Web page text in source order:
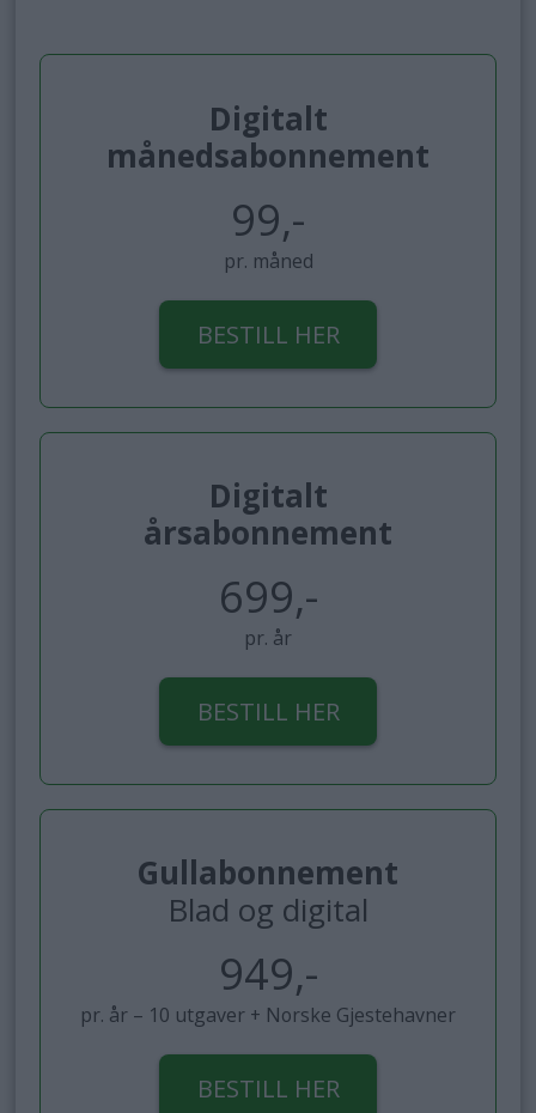
Digitalt
månedsabonnement
99,-
pr. måned
BESTILL HER
Digitalt
årsabonnement
699,-
pr. år
BESTILL HER
Gullabonnement
Blad og digital
949,-
pr. år – 10 utgaver + Norske Gjestehavner
BESTILL HER